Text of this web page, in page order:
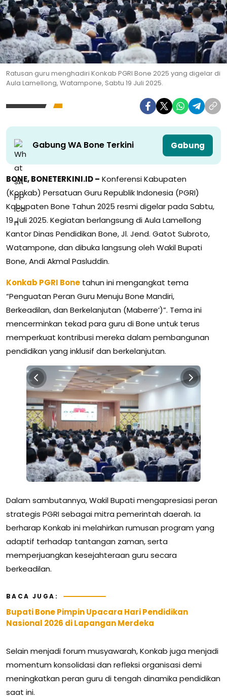
Ratusan guru menghadiri Konkab PGRI Bone 2025 yang digelar di
Aula Lamellong, Watampone, Sabtu 19 Juli 2025.
Gabung WA Bone Terkini Gabung
BONE, BONETERKINI.ID – Konferensi Kabupaten
(Konkab) Persatuan Guru Republik Indonesia (PGRI)
Kabupaten Bone Tahun 2025 resmi digelar pada Sabtu,
19 Juli 2025. Kegiatan berlangsung di Aula Lamellong
Kantor Dinas Pendidikan Bone, Jl. Jend. Gatot Subroto,
Watampone, dan dibuka langsung oleh Wakil Bupati
Bone, Andi Akmal Pasluddin.
Konkab PGRI Bone tahun ini mengangkat tema
“Penguatan Peran Guru Menuju Bone Mandiri,
Berkeadilan, dan Berkelanjutan (Maberre’)”. Tema ini
mencerminkan tekad para guru di Bone untuk terus
memperkuat kontribusi mereka dalam pembangunan
pendidikan yang inklusif dan berkelanjutan.
Dalam sambutannya, Wakil Bupati mengapresiasi peran
strategis PGRI sebagai mitra pemerintah daerah. Ia
berharap Konkab ini melahirkan rumusan program yang
adaptif terhadap tantangan zaman, serta
memperjuangkan kesejahteraan guru secara
berkeadilan.
BACA JUGA:
Bupati Bone Pimpin Upacara Hari Pendidikan
Nasional 2026 di Lapangan Merdeka
Selain menjadi forum musyawarah, Konkab juga menjadi
momentum konsolidasi dan refleksi organisasi demi
meningkatkan peran guru di tengah dinamika pendidikan
saat ini.